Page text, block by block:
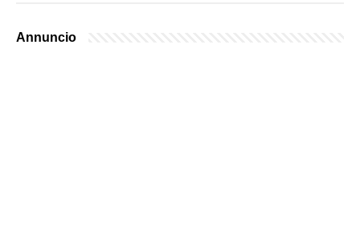
Annuncio